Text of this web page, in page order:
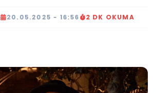
20.05.2025 - 16:56 2 DK OKUMA